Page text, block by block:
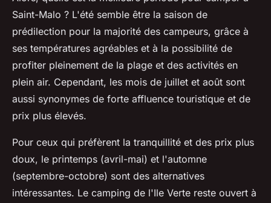
Saint-Malo ? L'été semble être la saison de
prédilection pour la majorité des campeurs, grâce à
ses températures agréables et à la possibilité de
profiter pleinement de la plage et des activités en
plein air. Cependant, les mois de juillet et août sont
aussi synonymes de forte affluence touristique et de
prix plus élevés.
Pour ceux qui préfèrent la tranquillité et des prix plus
doux, le printemps (avril-mai) et l'automne
(septembre-octobre) sont des alternatives
intéressantes. Le camping de l'Ile Verte reste ouvert à